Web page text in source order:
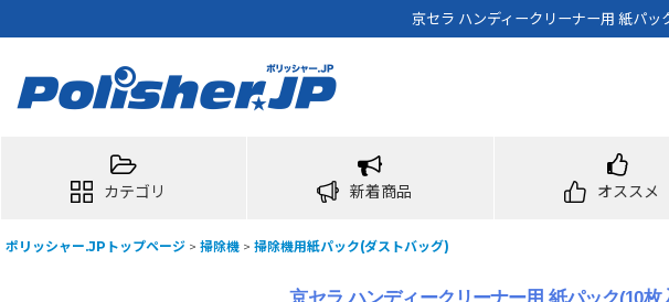
京セラ ハンディークリーナー用 紙パ
カテゴリ 新着商品 オススメ
ポリッシャー.JPトップページ > 掃除機 > 掃除機用紙パック(ダストバッグ)
京セラ ハンディークリーナー用 紙パック(10枚